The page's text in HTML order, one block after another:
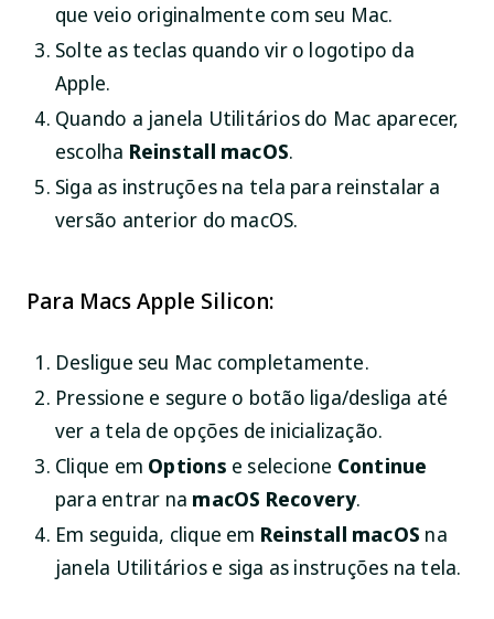
que veio originalmente com seu Mac.
Solte as teclas quando vir o logotipo da
Apple.
Quando a janela Utilitários do Mac aparecer,
escolha Reinstall macOS.
Siga as instruções na tela para reinstalar a
versão anterior do macOS.
Para Macs Apple Silicon:
Desligue seu Mac completamente.
Pressione e segure o botão liga/desliga até
ver a tela de opções de inicialização.
Clique em Options e selecione Continue
para entrar na macOS Recovery.
Em seguida, clique em Reinstall macOS na
janela Utilitários e siga as instruções na tela.